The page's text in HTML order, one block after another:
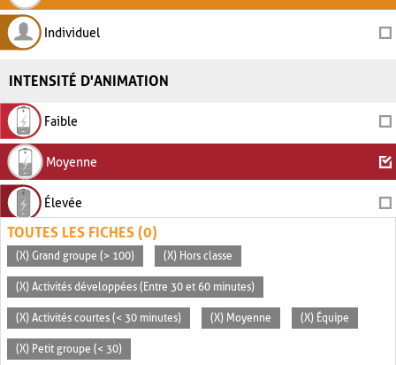
Individuel
INTENSITÉ D'ANIMATION
Faible
Moyenne
Élevée
TOUTES LES FICHES (0)
(X) Grand groupe (> 100) (X) Hors classe
(X) Activités développées (Entre 30 et 60 minutes)
(X) Activités courtes (< 30 minutes) (X) Moyenne (X) Équipe
(X) Petit groupe (< 30)